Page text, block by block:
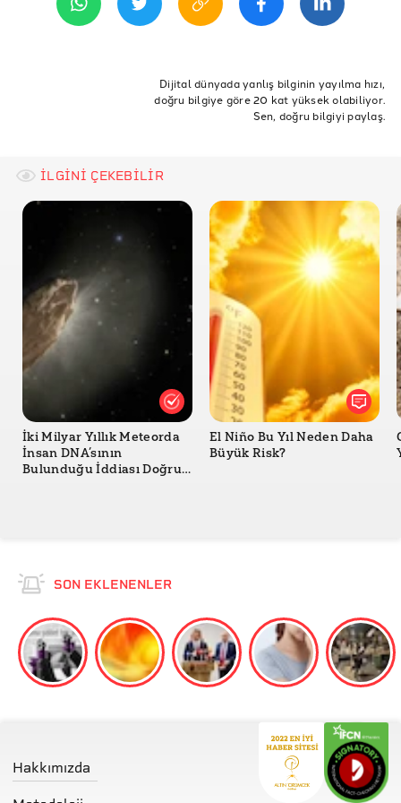
Brittanica
Atmospheric OpticsDijital dünyada yanlış bilginin yayılma hızı,
doğru bilgiye göre 20 kat yüksek olabiliyor.
Sen, doğru bilgiyi paylaş.
İLGİNİ ÇEKEBİLİR
İki Milyar Yıllık Meteorda
İnsan DNA’sının
Bulunduğu İddiası Doğru
El Niño Bu Yıl Neden Daha
Büyük Risk?
SON EKLENENLER
Hakkımızda